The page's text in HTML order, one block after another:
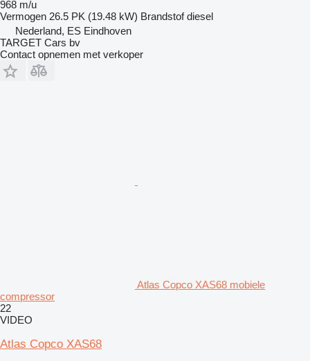
968 m/u
Vermogen 26.5 PK (19.48 kW) Brandstof diesel
Nederland, ES Eindhoven
TARGET Cars bv
Contact opnemen met verkoper
Atlas Copco XAS68 mobiele
compressor
22
VIDEO
Atlas Copco XAS68